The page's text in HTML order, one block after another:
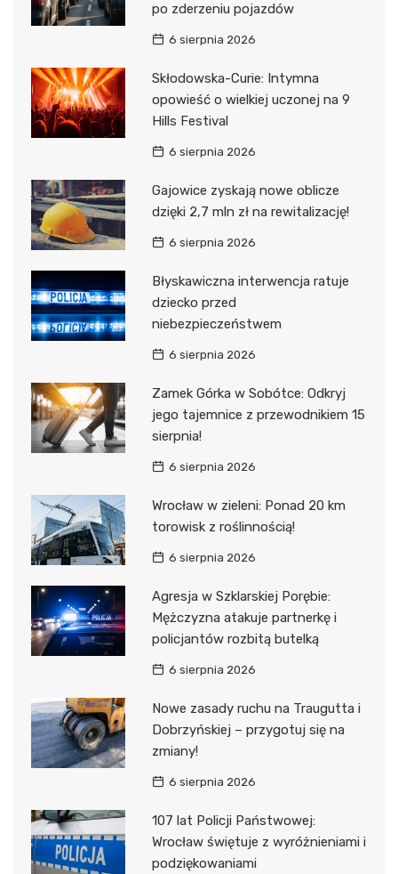
po zderzeniu pojazdów
6 sierpnia 2026
Skłodowska-Curie: Intymna
opowieść o wielkiej uczonej na 9
Hills Festival
6 sierpnia 2026
Gajowice zyskają nowe oblicze
dzięki 2,7 mln zł na rewitalizację!
6 sierpnia 2026
Błyskawiczna interwencja ratuje
dziecko przed
niebezpieczeństwem
6 sierpnia 2026
Zamek Górka w Sobótce: Odkryj
jego tajemnice z przewodnikiem 15
sierpnia!
6 sierpnia 2026
Wrocław w zieleni: Ponad 20 km
torowisk z roślinnością!
6 sierpnia 2026
Agresja w Szklarskiej Porębie:
Mężczyzna atakuje partnerkę i
policjantów rozbitą butelką
6 sierpnia 2026
Nowe zasady ruchu na Traugutta i
Dobrzyńskiej – przygotuj się na
zmiany!
6 sierpnia 2026
107 lat Policji Państwowej:
Wrocław świętuje z wyróżnieniami i
podziękowaniami